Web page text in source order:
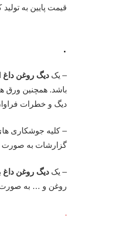
قیمت پایین به
.
– یک دیگ روغن داغ
دیگ و خطرات
– کلیه جوشکاری
گزارشات به صورت
– یک دیگ روغن داغ
روغن و … به صورت
.